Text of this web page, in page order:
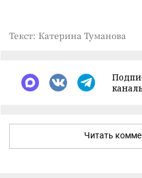
Текст: Катерина Туманова
Читать